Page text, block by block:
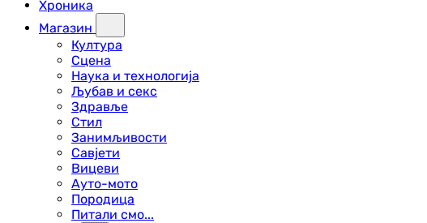
Хроника
Магазин
Култура
Сцена
Наука и технологија
Љубав и секс
Здравље
Стил
Занимљивости
Савјети
Вицеви
Ауто-мото
Породица
Питали смо...